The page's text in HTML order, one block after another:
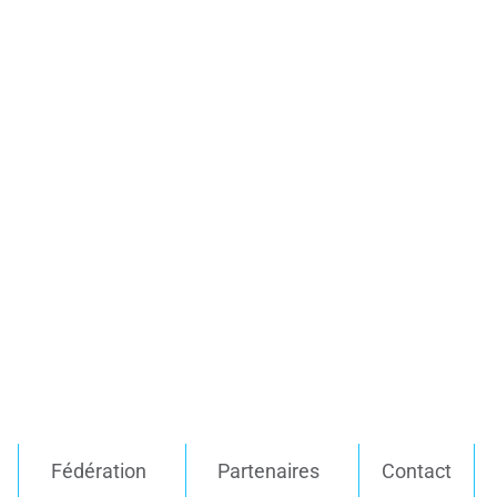
Fédération Partenaires Contact